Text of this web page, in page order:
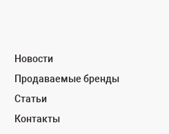
Новости
Продаваемые бренды
Статьи
Контакты